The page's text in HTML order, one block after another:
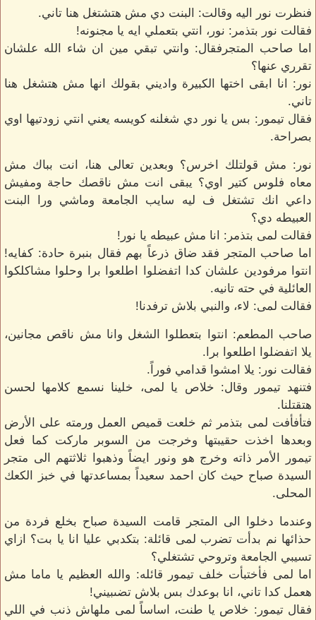
فنظرت نور اليه وقالت: البنت دي مش هتشتغل هنا تاني.
فقالت نور بتذمر: نور، انتي بتعملي ايه يا مجنونه!
اما صاحب المتجرفقال: وانتي تبقي مين ان شاء الله علشان
تقرري عنها؟
نور: انا ابقى اختها الكبيرة واديني بقولك انها مش هتشغل هنا
تاني.
فقال تيمور: بس يا نور دي شغلنه كويسه يعني انتي زودتيها اوي
بصراحة.
نور: مش قولتلك اخرس؟ وبعدين تعالى هنا، انت بباك مش
معاه فلوس كتير اوي؟ يبقى انت مش ناقصك حاجة ومفيش
داعي انك تشتغل ف ليه سايب الجامعة وماشي ورا البنت
العبيطه دي؟
فقالت لمى بتذمر: انا مش عبيطه يا نور!
اما صاحب المتجر فقد ضاق ذرعاً بهم فقال بنبرة حادة: كفايه!
انتوا مرفودين علشان كدا اتفضلوا اطلعوا برا وحلوا مشاكلكوا
العائلية في حته تانيه.
فقالت لمى: لاء، والنبي بلاش ترفدنا!
صاحب المطعم: انتوا بتعطلوا الشغل وانا مش ناقص مجانين،
يلا اتفضلوا اطلعوا برا.
فقالت نور: يلا امشوا قدامي فوراً.
فتنهد تيمور وقال: خلاص يا لمى، خلينا نسمع كلامها لحسن
هتقتلنا.
فتأفأفت لمى بتذمر ثم خلعت قميص العمل ورمته على الأرض
وبعدها اخذت حقيبتها وخرجت من السوبر ماركت كما فعل
تيمور الأمر ذاته وخرج هو ونور ايضاً وذهبوا ثلاثتهم الى متجر
السيدة صباح حيث كان احمد سعيداً بمساعدتها في خبز الكعك
المحلى.
وعندما دخلوا الى المتجر قامت السيدة صباح بخلع فردة من
حذائها نم بدأت تضرب لمى قائلة: بتكدبي عليا انا يا بت؟ ازاي
تسيبي الجامعة وتروحي تشتغلي؟
اما لمى فأختبأت خلف تيمور قائله: والله العظيم يا ماما مش
هعمل كدا تاني، انا بوعدك بس بلاش تضىبيني!
فقال تيمور: خلاص يا طنت، اساساً لمى ملهاش ذنب في اللي